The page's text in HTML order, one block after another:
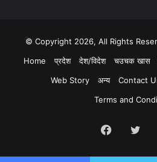
© Copyright 2026, All Rights
Home
प्रदेश देश/विदेश चउचक खास
Web Story
अन्य Contact
Terms and